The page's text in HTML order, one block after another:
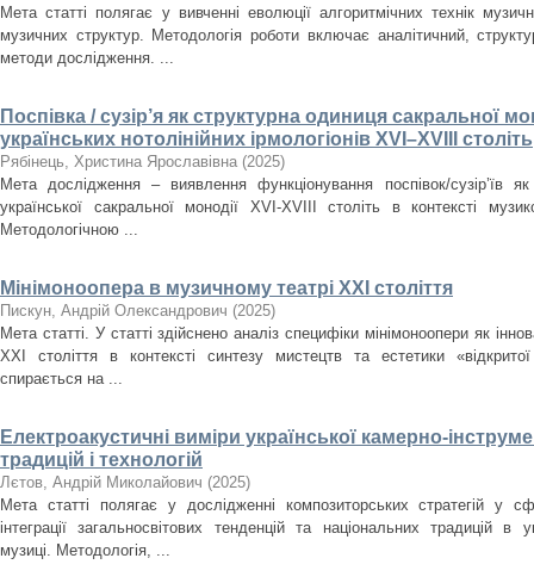
Мета статті полягає у вивченні еволюції алгоритмічних технік
музичних структур. Методологія роботи включає аналітичний,
методи дослідження. ...
Поспівка / сузір’я як структурна одиниця сакральної
українських нотолінійних ірмологіонів XVI–XVIII століть
Рябінець, Христина Ярославівна (2025)
Мета дослідження – виявлення функціонування поспівок/сузір’їв
української сакральної монодії XVI-XVIII cтоліть в контексті
Методологічною ...
Мінімоноопера в музичному театрі ХХІ століття
Пискун, Андрій Олександрович (2025)
Мета статті. У статті здійснено аналіз специфіки мінімоноопери як
ХХІ століття в контексті синтезу мистецтв та естетики
спирається на ...
Електроакустичні виміри української камерно-
традицій і технологій
Лєтов, Андрій Миколайович (2025)
Мета статті полягає у дослідженні композиторських стратегій у
інтеграції загальносвітових тенденцій та національних традицій в
музиці. Методологія, ...